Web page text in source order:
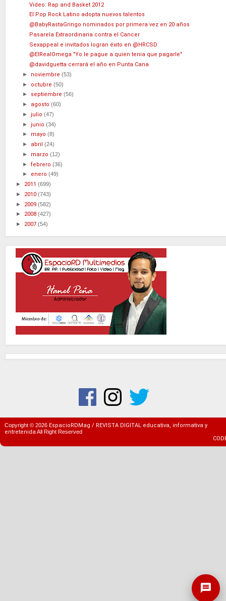
Video: Rap and Basket 2012
El Pop Rock Latino adopta nuevos talentos
@BabyRastaGringo nominados por primera vez en 20 años
Pasarela Extraordinaria contra el Cancer
Sexappeal e invitados logran éxito en @HRCSD
@ElRealOmega "Yo le pague a quien tenia que pagarle"
@davidguetta cerrará el año en Punta Cana
► noviembre(53)
► octubre(50)
► septiembre(56)
► agosto(60)
►julio(47)
►junio(34)
► mayo(8)
► abril(24)
► marzo(12)
►febrero(36)
► enero(49)
► 2011 (699)
► 2010 (743)
► 2009 (582)
► 2008 (427)
► 2007 (54)
Copyright © 2026 EspacioRDMag / REVISTA DIGITAL educativa, informativa y
entretenida All Right Reserved
message